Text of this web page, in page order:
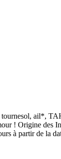
ail*,
! Origine
à partir de la